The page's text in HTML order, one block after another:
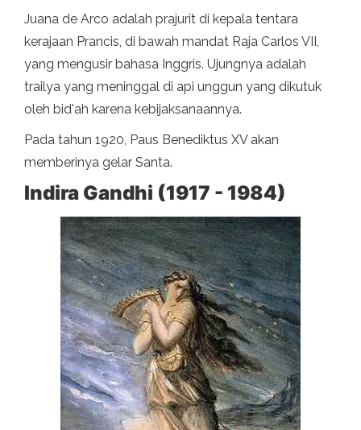
Juana de Arco adalah prajurit di kepala tentara
kerajaan Prancis, di bawah mandat Raja Carlos VII,
yang mengusir bahasa Inggris. Ujungnya adalah
trailya yang meninggal di api unggun yang dikutuk
oleh bid'ah karena kebijaksanaannya.
Pada tahun 1920, Paus Benediktus XV akan
memberinya gelar Santa.
Indira Gandhi (1917 - 1984)